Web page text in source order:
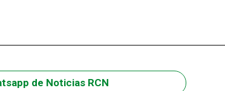
de Noticias RCN